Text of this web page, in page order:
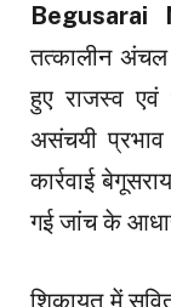
तत्कालीन अंचल
हुए राजस्व एवं
असंचयी
कार्रवाई
गई जांच के
शिकायत में